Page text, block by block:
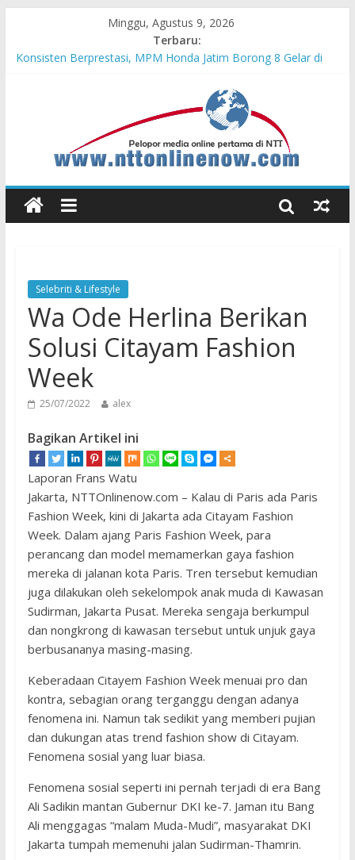
Minggu, Agustus 9, 2026
Terbaru:
Bupati Belu Buka Garuda Sakti Cross Border Fest 2026
Konsisten Berprestasi, MPM Honda Jatim Borong 8 Gelar di
MPM Honda Jatim Kembali Berikan Beasiswa bagi Anak Asuh
MPM Honda Jatim Bersama YBSI Berikan Pemeriksaan dan
Pengobatan Gratis bagi 100 Veteran LVRI
Cross Border, Belu Garda Terdepan NKRI, Harus Jadi Pusat
Pertumbuhan Pariwisata
Selebriti & Lifestyle
Wa Ode Herlina Berikan
Solusi Citayam Fashion
Week
25/07/2022 alex
Bagikan Artikel ini
Laporan Frans Watu
Jakarta, NTTOnlinenow.com – Kalau di Paris ada Paris
Fashion Week, kini di Jakarta ada Citayam Fashion
Week. Dalam ajang Paris Fashion Week, para
perancang dan model memamerkan gaya fashion
mereka di jalanan kota Paris. Tren tersebut kemudian
juga dilakukan oleh sekelompok anak muda di Kawasan
Sudirman, Jakarta Pusat. Mereka sengaja berkumpul
dan nongkrong di kawasan tersebut untuk unjuk gaya
berbusananya masing-masing.
Keberadaan Citayem Fashion Week menuai pro dan
kontra, sebagian orang terganggu dengan adanya
fenomena ini. Namun tak sedikit yang memberi pujian
dan dukungan atas trend fashion show di Citayam.
Fenomena sosial yang luar biasa.
Fenomena sosial seperti ini pernah terjadi di era Bang
Ali Sadikin mantan Gubernur DKI ke-7. Jaman itu Bang
Ali menggagas “malam Muda-Mudi”, masyarakat DKI
Jakarta tumpah memenuhi jalan Sudirman-Thamrin.